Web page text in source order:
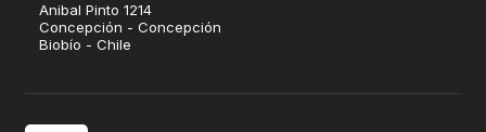
Anibal Pinto 1214
Concepción - Concepción
Biobío - Chile